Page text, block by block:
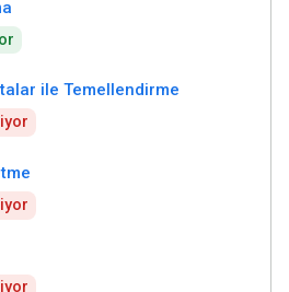
ile Temellendirme